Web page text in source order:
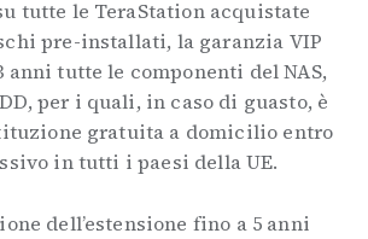
tutte le TeraStation acquistate
pre-installati, la garanzia VIP
anni tutte le componenti del NAS,
per i quali, in caso di guasto, è
gratuita a domicilio entro
in tutti i paesi della UE.
dell’estensione fino a 5 anni